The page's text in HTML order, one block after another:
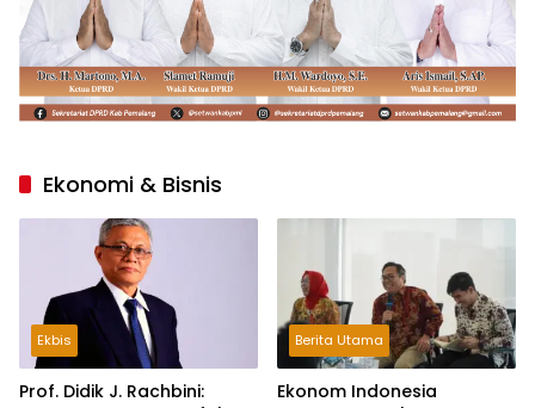
Ekonomi & Bisnis
Ekbis
Prof. Didik J. Rachbini:
Berita Utama
Ekonom Indonesia